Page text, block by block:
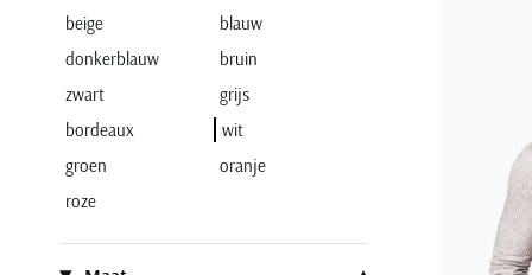
beige
blauw
donkerblauw
bruin
zwart
grijs
bordeaux
wit
groen
oranje
roze